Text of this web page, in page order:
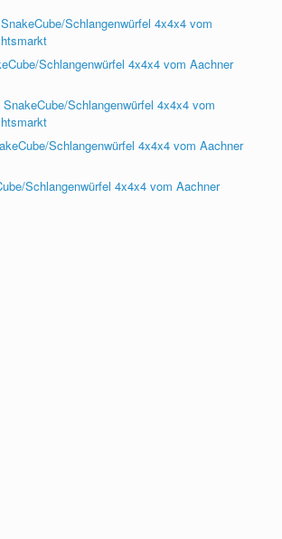
SnakeCube/Schlangenwürfel 4x4x4 vom
Schlangenwürfel 4x4x4 vom Aachner
SnakeCube/Schlangenwürfel 4x4x4 vom
Schlangenwürfel 4x4x4 vom Aachner
Schlangenwürfel 4x4x4 vom Aachner